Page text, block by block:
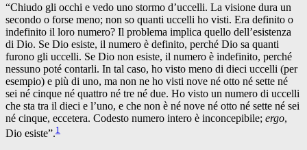
“Chiudo gli occhi e vedo uno stormo d’uccelli. La visione dura un
secondo o forse meno; non so quanti uccelli ho visti. Era definito o
indefinito il loro numero? Il problema implica quello dell’esistenza
di Dio. Se Dio esiste, il numero è definito, perché Dio sa quanti
furono gli uccelli. Se Dio non esiste, il numero è indefinito, perché
nessuno poté contarli. In tal caso, ho visto meno di dieci uccelli (per
esempio) e più di uno, ma non ne ho visti nove né otto né sette né
sei né cinque né quattro né tre né due. Ho visto un numero di uccelli
che sta tra il dieci e l’uno, e che non è né nove né otto né sette né sei
né cinque, eccetera. Codesto numero intero è inconcepibile; ergo,
Dio esiste”.1